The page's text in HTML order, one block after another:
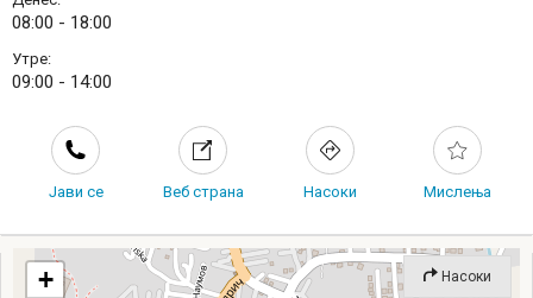
08:00 - 18:00
Утре:
09:00 - 14:00
Јави се Веб страна Насоки Мислења
+
Насоки